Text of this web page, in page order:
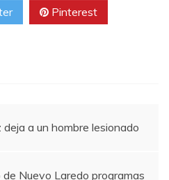
Pinterest
deja a un hombre lesionado
Nuevo Laredo programas